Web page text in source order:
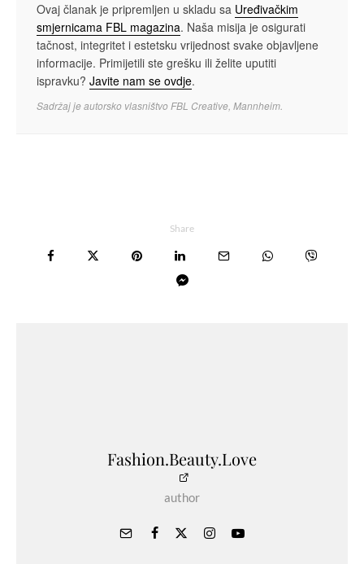
Ovaj članak je pripremljen u skladu sa Uređivačkim
smjernicama FBL magazina. Naša misija je osigurati
tačnost, integritet i estetsku vrijednost svake objavljene
informacije. Primijetili ste grešku ili želite uputiti
ispravku? Javite nam se ovdje.
Sadržaj je autorsko vlasništvo FBL Creative, Mannheim.
Share
Fashion.Beauty.Love
author